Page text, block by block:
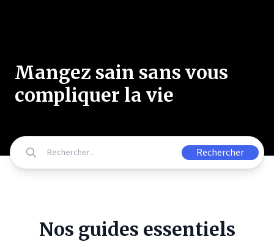
Mangez sain sans vous
compliquer la vie
Rechercher
Nos guides essentiels